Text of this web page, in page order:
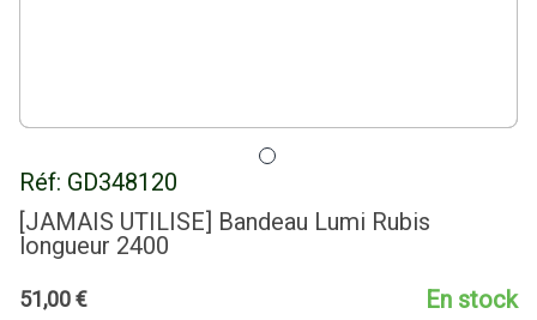
Réf: GD348120
[JAMAIS UTILISE] Bandeau Lumi Rubis
longueur 2400
51,00€ En stock